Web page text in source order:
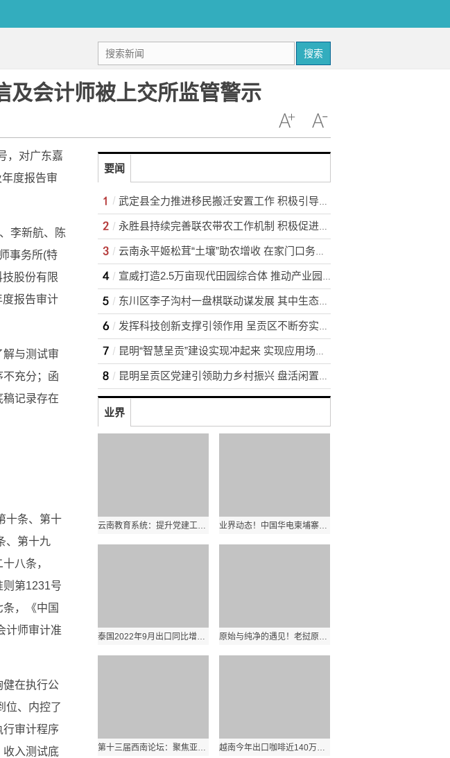
搜索
及会计师被上交所监管警示
，对广东嘉
度报告审
李新航、陈
事务所(特
股份有限
报告审计
与测试审
充分；函
记录存在
十条、第十
、第十九
八条，
则第1231号
，《中国
计师审计准
健在执行公
位、内控了
行审计程序
收入测试底
要闻
武定县全力推进移民搬迁安置工作 积极引导移民多渠道就业
永胜县持续完善联农带农工作机制 积极促进农民收入持续增长
云南永平姬松茸“土壤”助农增收 在家门口务工实现稳步增收
宣威打造2.5万亩现代田园综合体 推动产业园区农业转型升级
东川区李子沟村一盘棋联动谋发展 其中生态采摘园获利3.5万元
发挥科技创新支撑引领作用 呈贡区不断夯实区域创新体系建设
昆明“智慧呈贡”建设实现冲起来 实现应用场景1到N的推广
昆明呈贡区党建引领助力乡村振兴 盘活闲置土地资源200余亩
业界
云南教育系统：提升党建工作质量是办学治校的基本功和生命线 业界动态！中国华电柬埔寨西港项目首台机组顺利通过试验
泰国2022年9月出口同比增长7.8% 农产品出口额同比增长1.8% 原始与纯净的遇见！老挝原生态古树茶亮相第五届进博会
第十三届西南论坛：聚焦亚太格局演变和区域合作新发展 越南今年出口咖啡近140万吨 其中出口额达31.6亿美元